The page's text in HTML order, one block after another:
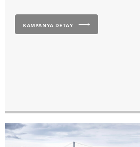
KAMPANYA DETAY